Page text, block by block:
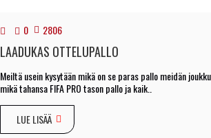
0 2806
LAADUKAS OTTELUPALLO
Meiltä usein kysytään mikä on se paras pallo meidän
mikä tahansa FIFA PRO tason pallo ja kaik..
LUE LISÄÄ